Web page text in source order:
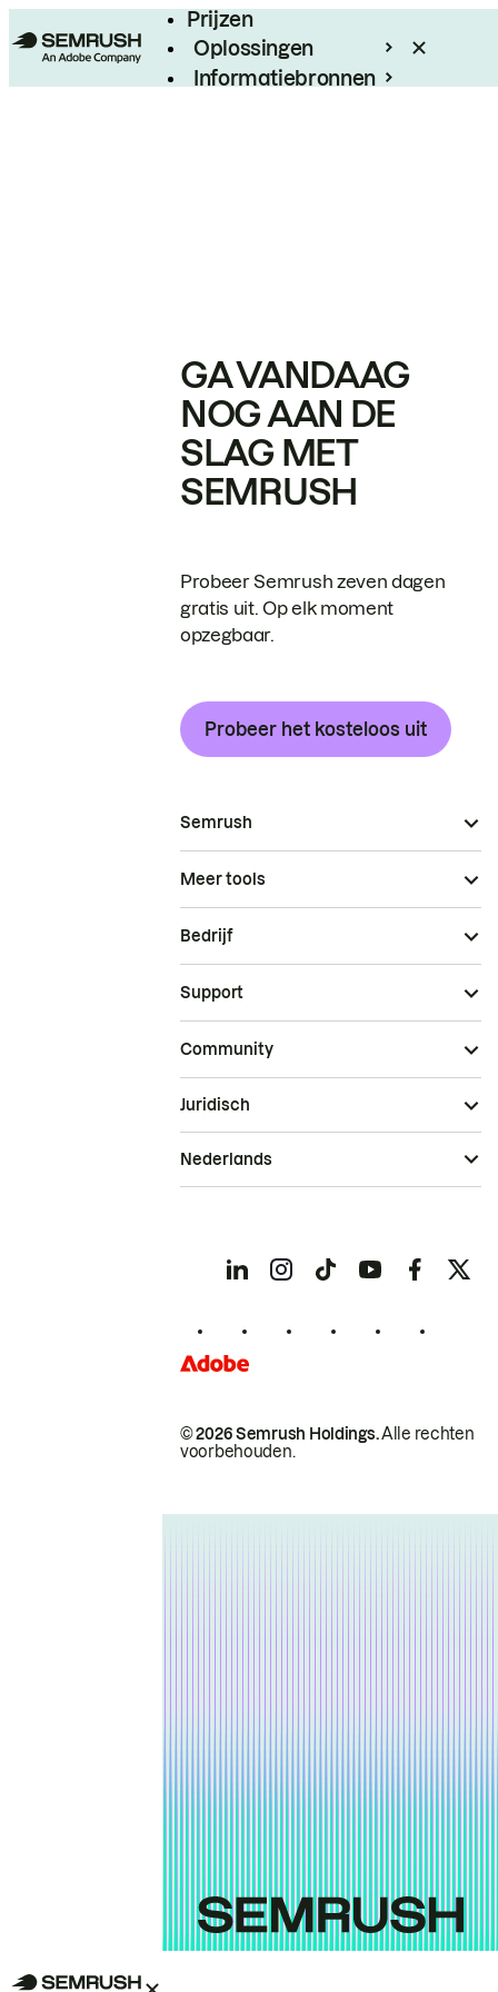
Prijzen
Oplossingen
Informatiebronnen
GA VANDAAG
NOG AAN DE
SLAG MET
SEMRUSH
Probeer Semrush zeven dagen
gratis uit. Op elk moment
opzegbaar.
Probeer het kosteloos uit
Semrush
Meer tools
Bedrijf
Support
Community
© 2026 Semrush Holdings.Alle rechten
voorbehouden.
Juridisch
Nederlands